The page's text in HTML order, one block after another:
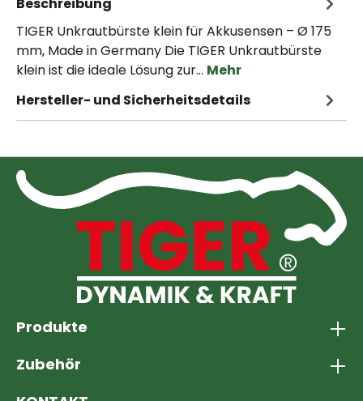
TIGER Unkrautbürste klein für Akkusensen – Ø 175
mm, Made in Germany Die TIGER Unkrautbürste
klein ist die ideale Lösung zur… Mehr
Hersteller- und Sicherheitsdetails
Produkte
Zubehör